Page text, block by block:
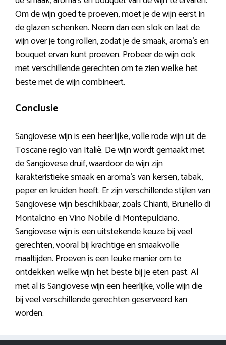
Om de wijn goed te proeven, moet je de wijn eerst in
de glazen schenken. Neem dan een slok en laat de
wijn over je tong rollen, zodat je de smaak, aroma’s en
bouquet ervan kunt proeven. Probeer de wijn ook
met verschillende gerechten om te zien welke het
beste met de wijn combineert.
Conclusie
Sangiovese wijn is een heerlijke, volle rode wijn uit de
Toscane regio van Italië. De wijn wordt gemaakt met
de Sangiovese druif, waardoor de wijn zijn
karakteristieke smaak en aroma’s van kersen, tabak,
peper en kruiden heeft. Er zijn verschillende stijlen van
Sangiovese wijn beschikbaar, zoals Chianti, Brunello di
Montalcino en Vino Nobile di Montepulciano.
Sangiovese wijn is een uitstekende keuze bij veel
gerechten, vooral bij krachtige en smaakvolle
maaltijden. Proeven is een leuke manier om te
ontdekken welke wijn het beste bij je eten past. Al
met al is Sangiovese wijn een heerlijke, volle wijn die
bij veel verschillende gerechten geserveerd kan
worden.